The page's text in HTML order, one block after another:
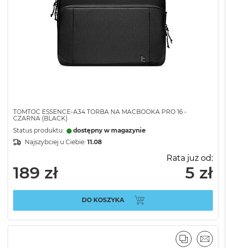
TOMTOC ESSENCE-A34 TORBA NA MACBOOKA PRO 16 -
CZARNA (BLACK)
Status produktu:
dostępny w magazynie
Najszybciej u Ciebie: 11.08
189 zł
Rata już od:
5 zł
DO KOSZYKA